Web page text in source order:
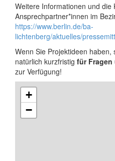
Weitere Informationen und die
Ansprechpartner*innen im
https://www.berlin.de/ba-
lichtenberg/aktuelles/
Wenn Sie Projektideen haben,
natürlich kurzfristig für Fragen
zur Verfügung!
+
−